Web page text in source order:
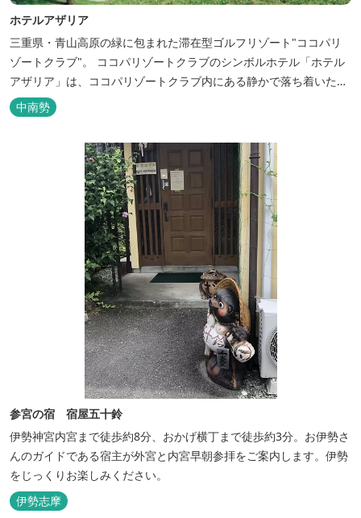
ホテルアザリア
三重県・青山高原の緑に包まれた滞在型ゴルフリゾート"ココパリ
ゾートクラブ"。 ココパリゾートクラブのシンボルホテル「ホテル
アザリア」は、ココパリゾートクラブ内にある静かで落ち着いた雰
囲気の宿泊施設です。 円筒形の特徴ある建物には、ツインや和洋室
など多彩な客室を備え、窓からはリゾートの美しい景色が広がりま
ちろん、伊勢...
中南勢
参宮の宿 宿屋五十鈴
伊勢神宮内宮まで徒歩約8分、おかげ横丁まで徒歩約3分。お伊勢さ
んのガイドである宿主が外宮と内宮早朝参拝をご案内します。伊勢
をじっくりお楽しみください。
伊勢志摩